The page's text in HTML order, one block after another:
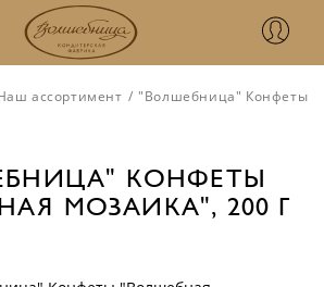
ассортимент / "Волшебница" Конфеты
КОНФЕТЫ
МОЗАИКА", 200 Г